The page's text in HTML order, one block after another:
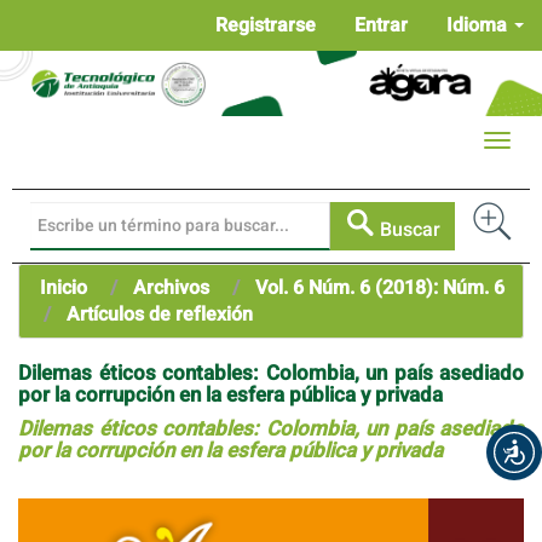
Contenido
principal
Idioma
Registrarse Entrar
Buscar
Toggle
Inicio Archivos
Vol. 6 Núm. 6 (2018): Núm. 6
Artículos de reflexión
Dilemas éticos contables: Colombia, un país asediado
por la corrupción en la esfera pública y privada
Dilemas éticos contables: Colombia, un país asediado
por la corrupción en la esfera pública y privada
Barra